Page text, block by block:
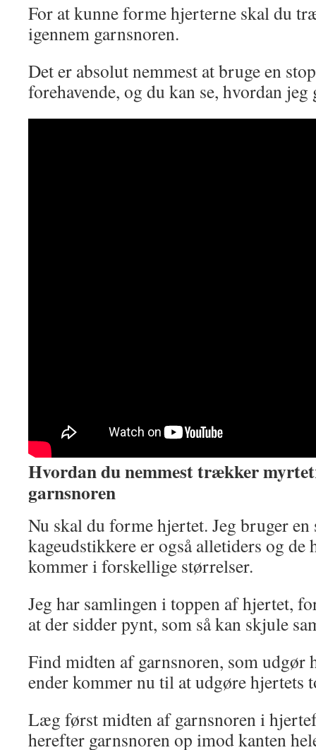
For at kunne forme hjerterne skal du
igennem garnsnoren.
Det er absolut nemmest at bruge en
forehavende, og du kan se, hvordan
Hvordan du nemmest trækker
garnsnoren
Nu skal du forme hjertet. Jeg bruger en
kageudstikkere er også alletiders og de
kommer i forskellige størrelser.
Jeg har samlingen i toppen af hjertet,
at der sidder pynt, som så kan skjule
Find midten af garnsnoren, som udgør
ender kommer nu til at udgøre hjertets
Læg først midten af garnsnoren i
herefter garnsnoren op imod kanten